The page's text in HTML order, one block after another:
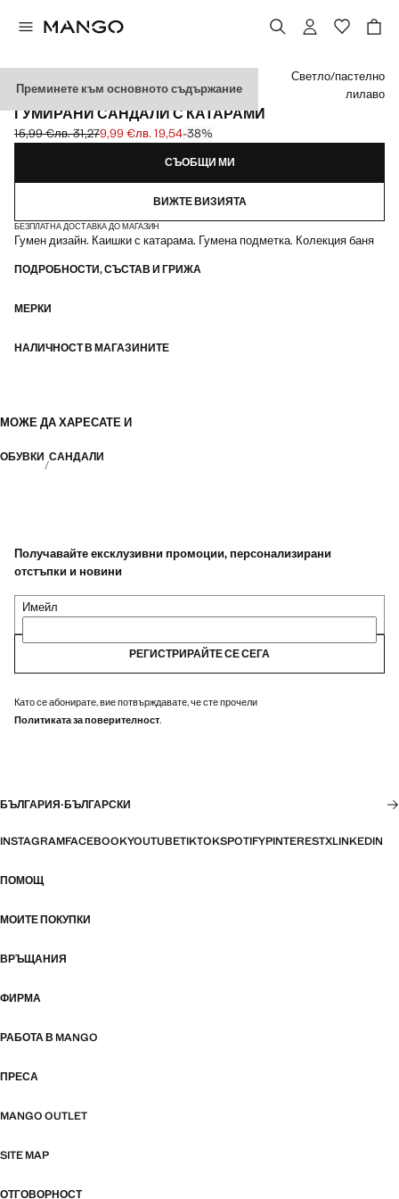
Преминете към основното съдържание
ГУМИРАНИ САНДАЛИ С КАТАРАМИ
Задраскана първоначална цена [15,99 € лв. 31,27]
15,99 €лв. 31,27
Текуща цена [9,99 € лв. 19,54]
9,99 €лв. 19,54-38%
Изберете цвят
Светло/пастелно
лилаво
СЪОБЩИ МИ
ВИЖТЕ ВИЗИЯТА
БЕЗПЛАТНА ДОСТАВКА ДО МАГАЗИН
Гумен дизайн. Каишки с катарама. Гумена подметка. Колекция баня
ПОДРОБНОСТИ, СЪСТАВ И ГРИЖА
МЕРКИ
НАЛИЧНОСТ В МАГАЗИНИТЕ
МОЖЕ ДА ХАРЕСАТЕ И
ОБУВКИ САНДАЛИ
Получавайте ексклузивни промоции, персонализирани
отстъпки и новини
Имейл
РЕГИСТРИРАЙТЕ СЕ СЕГА
Като се абонирате, вие потвърждавате, че сте прочели
Политиката за поверителност.
БЪЛГАРИЯ·БЪЛГАРСКИ
INSTAGRAMFACEBOOKYOUTUBETIKTOKSPOTIFYPINTERESTXLINKEDIN
ПОМОЩ
МОИТЕ ПОКУПКИ
ВРЪЩАНИЯ
ФИРМА
РАБОТА В MANGO
ПРЕСА
MANGO OUTLET
SITE MAP
ОТГОВОРНОСТ